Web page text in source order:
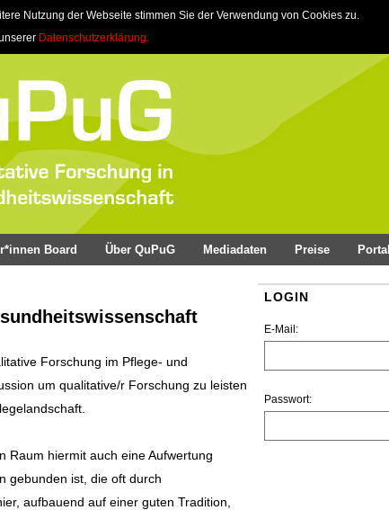
Nutzung der Webseite stimmen Sie der Verwendung von Cookies zu.
Datenschutzerklärung.
Board Über QuPuG Mediadaten Preise Portal
LOGIN
E-Mail:
Passwort:
Forschung im Pflege- und
um qualitative/r Forschung zu leisten
Raum hiermit auch eine Aufwertung
gebunden ist, die oft durch
aufbauend auf einer guten Tradition,